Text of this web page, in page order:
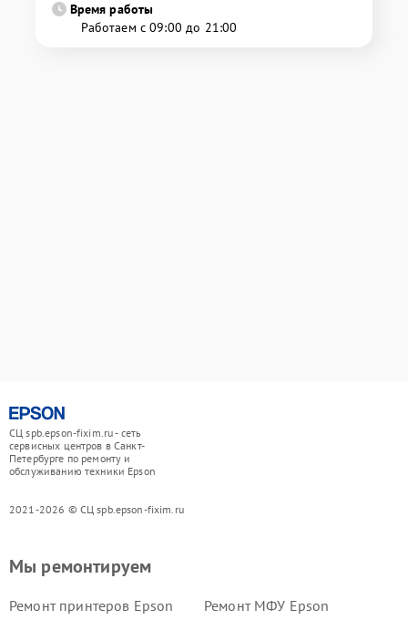
Время работы
Работаем с 09:00 до 21:00
СЦ spb.epson-fixim.ru - сеть
сервисных центров в Санкт-
Петербурге по ремонту и
обслуживанию техники Epson
2021-2026 © СЦ spb.epson-fixim.ru
Мы ремонтируем
Ремонт принтеров Epson
Ремонт МФУ Epson